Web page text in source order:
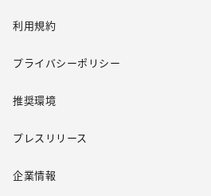
利用規約
プライバシーポリシー
推奨環境
プレスリリース
企業情報